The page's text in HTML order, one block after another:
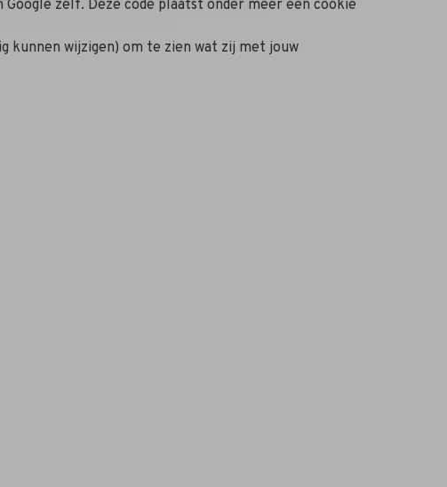
zelf. Deze code plaatst onder meer een cookie
kunnen wijzigen) om te zien wat zij met jouw